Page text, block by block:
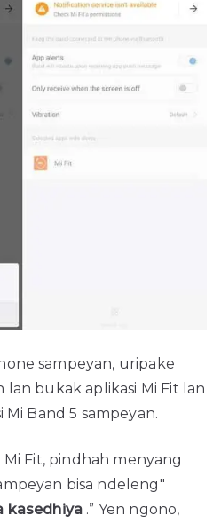
sampeyan, uripake
bukak aplikasi Mi Fit lan
Mi Band 5 sampeyan.
Fit, pindhah menyang
bisa ndeleng"
kasedhiya .” Yen ngono,